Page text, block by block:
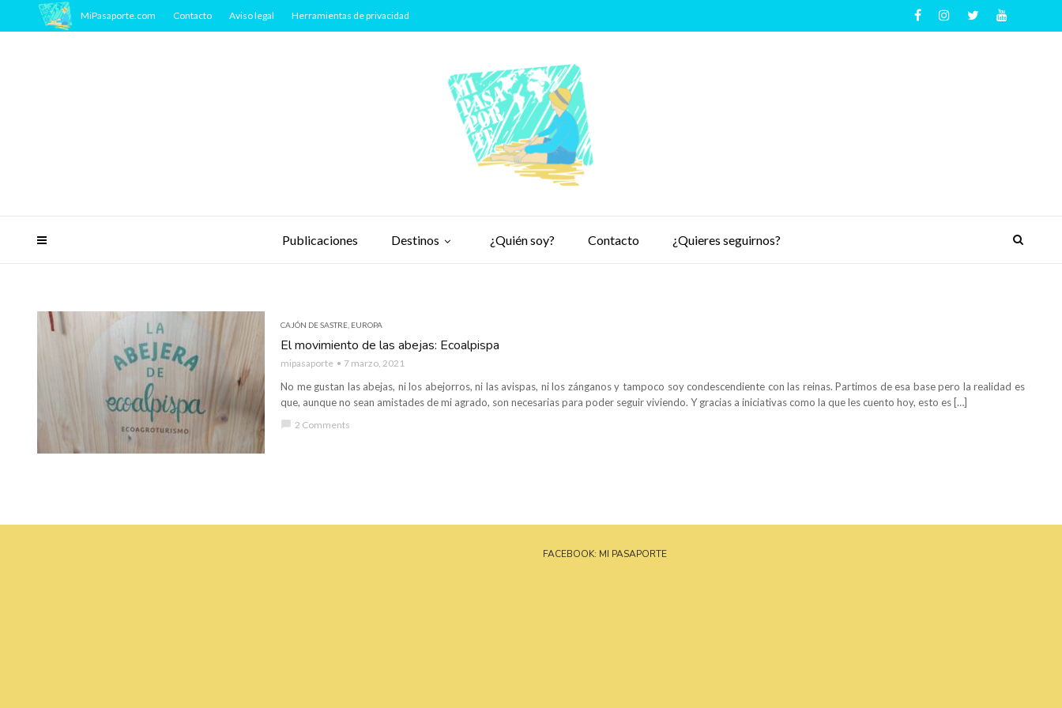
Publicaciones Destinos ¿Quién soy? Contacto ¿Quieres seguirnos?
MiPasaporte.com Contacto Aviso legal Herramientas de privacidad
CAJÓN DE SASTRE EUROPA
El movimiento de las abejas: Ecoalpispa
mipasaporte 7 marzo, 2021
No me gustan las abejas, ni los abejorros, ni las avispas, ni los zánganos y tampoco soy condescendiente con las reinas. Partimos de esa base pero la realidad es
que, aunque no sean amistades de mi agrado, son necesarias para poder seguir viviendo. Y gracias a iniciativas como la que les cuento hoy, esto es […]
chat_bubble 2 Comments
FACEBOOK: MI PASAPORTE